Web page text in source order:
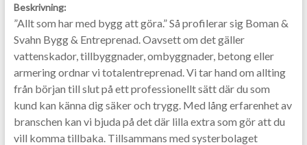
Beskrivning:
”Allt som har med bygg att göra.” Så profilerar sig Boman &
Svahn Bygg & Entreprenad. Oavsett om det gäller
vattenskador, tillbyggnader, ombyggnader, betong eller
armering ordnar vi totalentreprenad. Vi tar hand om allting
från början till slut på ett professionellt sätt där du som
kund kan känna dig säker och trygg. Med lång erfarenhet av
branschen kan vi bjuda på det där lilla extra som gör att du
vill komma tillbaka. Tillsammans med systerbolaget